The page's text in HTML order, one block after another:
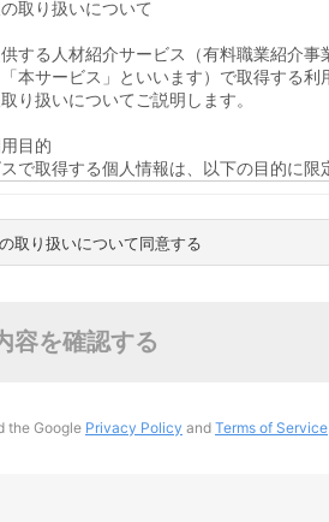
取り扱いについて同意する
容を確認する
the Google Privacy Policy and Terms of Service